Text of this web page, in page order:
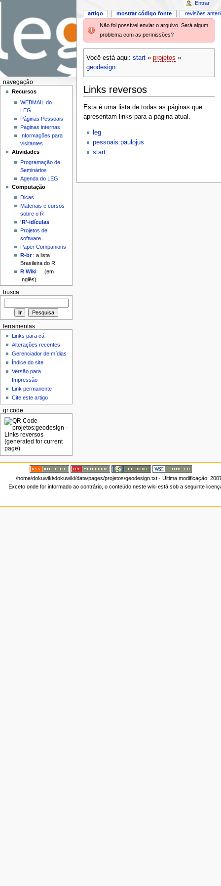
Não foi possível enviar o arquivo. Será algum
problema com as permissões?
Você está aqui: start» projetos »
geodesign
Links reversos
Esta é uma lista de todas as páginas que
apresentam links para a página atual.
leg
pessoais:paulojus
start
artigo mostrar código fonte revisões
Entrar
navegação
Recursos
WEBMAIL do
LEG
Páginas Pessoais
Páginas internas
Informações para
visitantes
Atividades
Programação de
Seminários
Agenda do LEG
Computação
Dicas
Materiais e cursos
sobre o R
'R'-idículas
Projetos de
software
Paper Companions
R-br: a lista
Brasileira do R
R Wiki
(em
Inglês).
busca
ferramentas
Links para cá
Alterações recentes
Gerenciador de mídias
Índice do site
Versão para
Impressão
Link permanente
Cite este artigo
qr code
/home/dokuwiki/dokuwiki/data/pages/projetos/geodesign.txt· Última modificação:
Exceto onde for informado ao contrário, o conteúdo neste wiki está sob a seguinte